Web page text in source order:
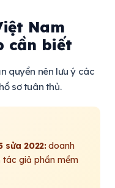
Nam
cần biết
quyền nên lưu ý các
sơ tuân thủ.
sửa 2022:doanh
tác giả phần mềm